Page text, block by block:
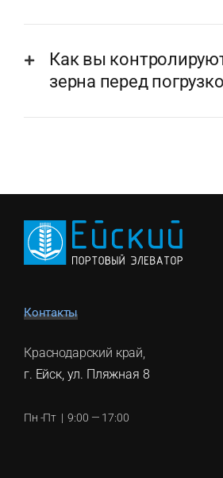
Как вы
зерна перед
Контакты
Краснодарский край,
г. Ейск, ул. Пляжная 8
Пн -Пт | 9:00 — 17:00